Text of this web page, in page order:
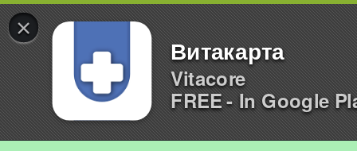
×
Витакарта
Vitacore
FREE - In Google